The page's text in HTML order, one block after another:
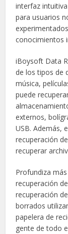
interfaz
para usuarios
conocimientos
iBoysoft Data
de los tipos de
música,
puede
externos,
USB. Además,
recuperación
recuperar
Profundiza
recuperación
recuperación
borrados
papelera de
gente de todo